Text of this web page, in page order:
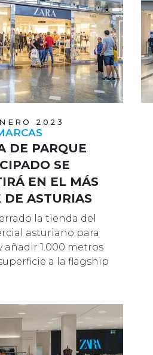
2023
DE PARQUE
SE
EN EL MÁS
DE ASTURIAS
la tienda del
asturiano para
añadir 1.000 metros
a la flagship